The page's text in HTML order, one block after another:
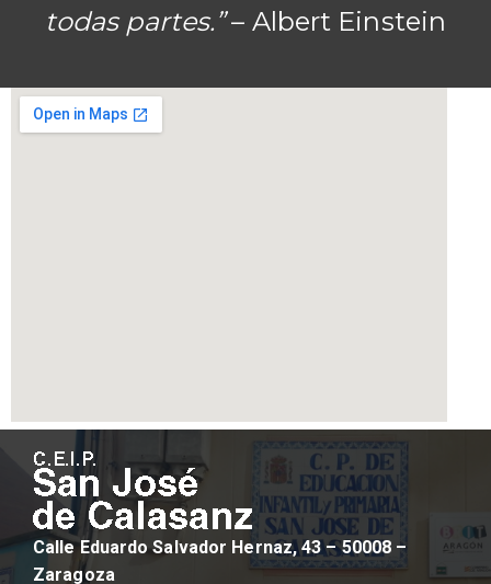
todas partes.”– Albert Einstein
Calle Eduardo Salvador Hernaz, 43 – 50008 –
Zaragoza